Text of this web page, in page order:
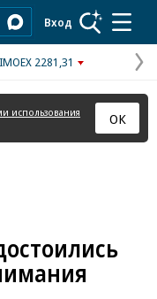
Вход
IMOEX 2281,31
использования
ОК